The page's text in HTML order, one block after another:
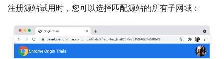
注册源站试用时，您可以选择匹配源站的所有子网域：